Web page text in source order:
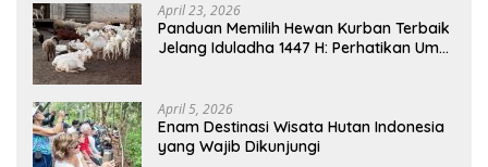
April 23, 2026
Panduan Memilih Hewan Kurban Terbaik
Jelang Iduladha 1447 H: Perhatikan Umur
April 5, 2026
Enam Destinasi Wisata Hutan Indonesia
yang Wajib Dikunjungi